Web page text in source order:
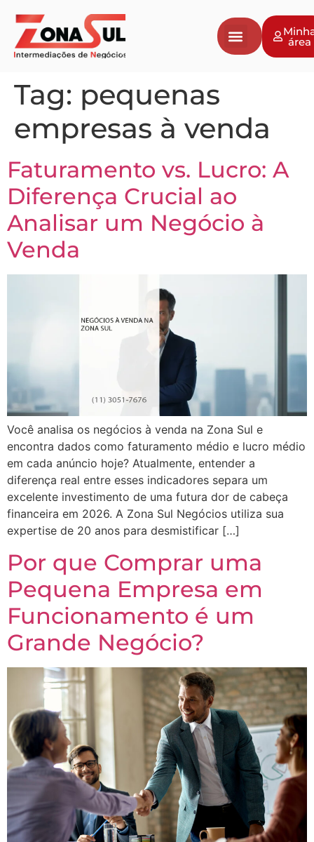
área
Tag: pequenas
empresas à venda
Faturamento vs. Lucro: A
Diferença Crucial ao
Analisar um Negócio à
Venda
Você analisa os negócios à venda na Zona Sul e
encontra dados como faturamento médio e lucro médio
em cada anúncio hoje? Atualmente, entender a
diferença real entre esses indicadores separa um
excelente investimento de uma futura dor de cabeça
financeira em 2026. A Zona Sul Negócios utiliza sua
expertise de 20 anos para desmistificar […]
Por que Comprar uma
Pequena Empresa em
Funcionamento é um
Grande Negócio?